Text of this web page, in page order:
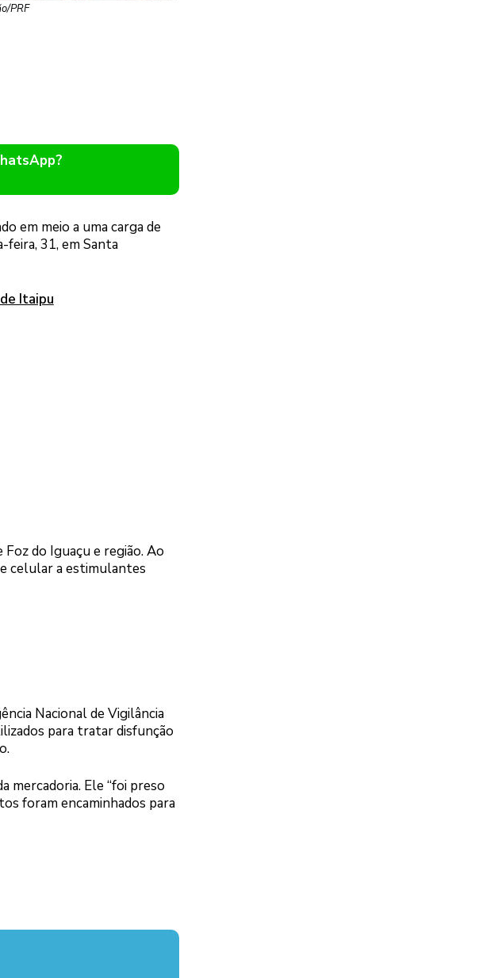
PRF
em meio a uma carga de
feira, 31, em Santa
Itaipu
do Iguaçu e região. Ao
celular a estimulantes
Nacional de Vigilância
para tratar disfunção
mercadoria. Ele “foi preso
foram encaminhados para